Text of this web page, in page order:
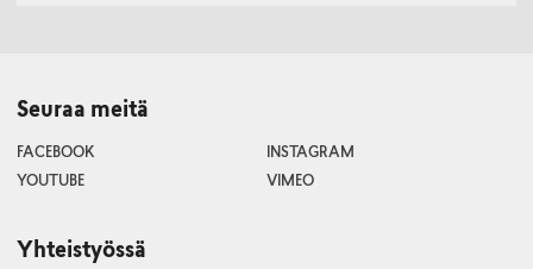
Seuraa meitä
FACEBOOK
INSTAGRAM
YOUTUBE
VIMEO
Yhteistyössä